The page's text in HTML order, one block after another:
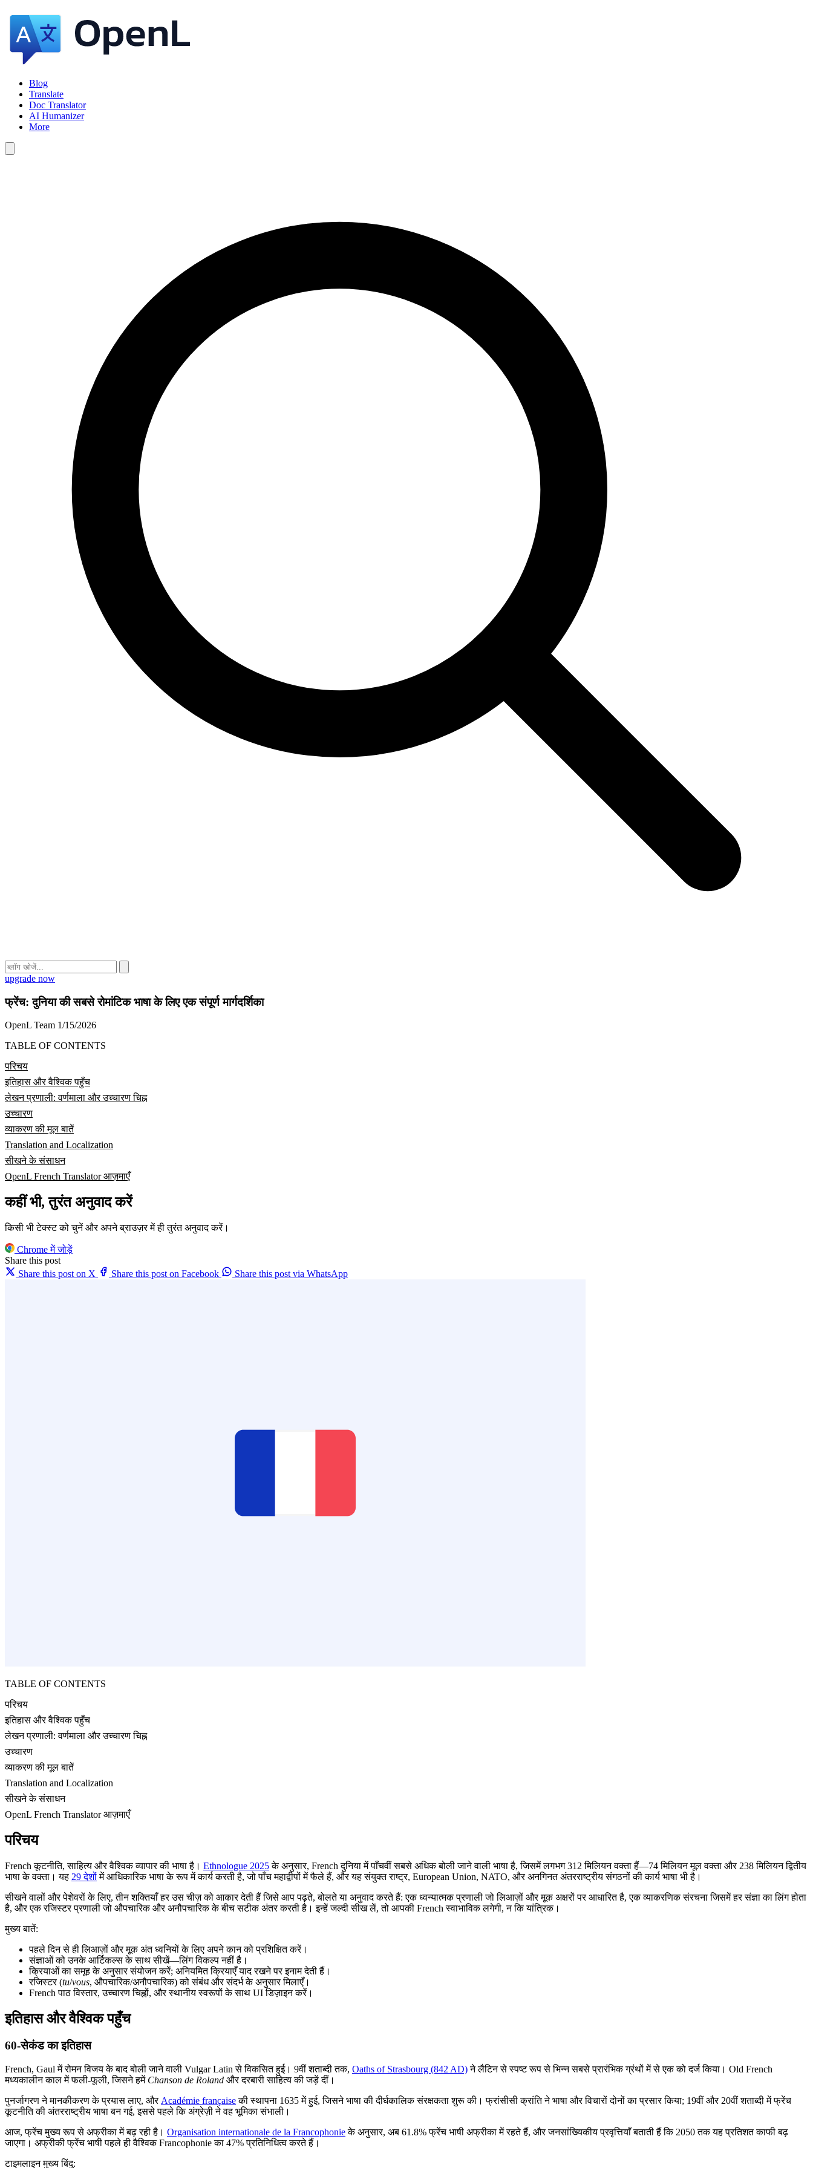
Blog
Translate
Doc Translator
AI Humanizer
More
upgrade now
फ्रेंच: दुनिया की सबसे रोमांटिक भाषा के लिए एक संपूर्ण मार्गदर्शिका
OpenL Team 1/15/2026
TABLE OF CONTENTS
परिचय
इतिहास और वैश्विक पहुँच
लेखन प्रणाली: वर्णमाला और उच्चारण चिह्न
उच्चारण
व्याकरण की मूल बातें
Translation and Localization
सीखने के संसाधन
OpenL French Translator आज़माएँ
कहीं भी, तुरंत अनुवाद करें
किसी भी टेक्स्ट को चुनें और अपने ब्राउज़र में ही तुरंत अनुवाद करें।
Chrome में जोड़ें
Share this post
Share this post on X
Share this post on Facebook Share this post via WhatsApp
TABLE OF CONTENTS
परिचय
इतिहास और वैश्विक पहुँच
लेखन प्रणाली: वर्णमाला और उच्चारण चिह्न
उच्चारण
व्याकरण की मूल बातें
Translation and Localization
सीखने के संसाधन
OpenL French Translator आज़माएँ
परिचय
French कूटनीति, साहित्य और वैश्विक व्यापार की भाषा है। Ethnologue 2025के अनुसार, French दुनिया में पाँचवीं सबसे अधिक बोली जाने वाली भाषा है, जिसमें लगभग 312 मिलियन वक्ता हैं—74 मिलियन मूल वक्ता और 238 मिलियन द्वितीय
भाषा के वक्ता। यह 29 देशोंमें आधिकारिक भाषा के रूप में कार्य करती है, जो पाँच महाद्वीपों में फैले हैं, और यह संयुक्त राष्ट्र, European Union, NATO, और अनगिनत अंतरराष्ट्रीय संगठनों की कार्य भाषा भी है।
सीखने वालों और पेशेवरों के लिए, तीन शक्तियाँ हर उस चीज़ को आकार देती हैं जिसे आप पढ़ते, बोलते या अनुवाद करते हैं: एक ध्वन्यात्मक प्रणाली जो लिआज़ों और मूक अक्षरों पर आधारित है, एक व्याकरणिक संरचना जिसमें हर संज्ञा का लिंग होता
है, और एक रजिस्टर प्रणाली जो औपचारिक और अनौपचारिक के बीच सटीक अंतर करती है। इन्हें जल्दी सीख लें, तो आपकी French स्वाभाविक लगेगी, न कि यांत्रिक।
मुख्य बातें:
पहले दिन से ही लिआज़ों और मूक अंत ध्वनियों के लिए अपने कान को प्रशिक्षित करें।
संज्ञाओं को उनके आर्टिकल्स के साथ सीखें—लिंग विकल्प नहीं है।
क्रियाओं का समूह के अनुसार संयोजन करें; अनियमित क्रियाएँ याद रखने पर इनाम देती हैं।
रजिस्टर (tu/vous, औपचारिक/अनौपचारिक) को संबंध और संदर्भ के अनुसार मिलाएँ।
French पाठ विस्तार, उच्चारण चिह्नों, और स्थानीय स्वरूपों के साथ UI डिज़ाइन करें।
इतिहास और वैश्विक पहुँच
60-सेकंड का इतिहास
French, Gaul में रोमन विजय के बाद बोली जाने वाली Vulgar Latin से विकसित हुई। 9वीं शताब्दी तक, Oaths of Strasbourg (842 AD)ने लैटिन से स्पष्ट रूप से भिन्न सबसे प्रारंभिक ग्रंथों में से एक को दर्ज किया। Old French
मध्यकालीन काल में फली-फूली, जिसने हमें Chanson de Roland और दरबारी साहित्य की जड़ें दीं।
पुनर्जागरण ने मानकीकरण के प्रयास लाए, और Académie françaiseकी स्थापना 1635 में हुई, जिसने भाषा की दीर्घकालिक संरक्षकता शुरू की। फ्रांसीसी क्रांति ने भाषा और विचारों दोनों का प्रसार किया; 19वीं और 20वीं शताब्दी में फ्रेंच
कूटनीति की अंतरराष्ट्रीय भाषा बन गई, इससे पहले कि अंग्रेज़ी ने वह भूमिका संभाली।
आज, फ्रेंच मुख्य रूप से अफ्रीका में बढ़ रही है। Organisation internationale de la Francophonieके अनुसार, अब 61.8% फ्रेंच भाषी अफ्रीका में रहते हैं, और जनसांख्यिकीय प्रवृत्तियाँ बताती हैं कि 2050 तक यह प्रतिशत काफी बढ़
जाएगा। अफ्रीकी फ्रेंच भाषी पहले ही वैश्विक Francophonie का 47% प्रतिनिधित्व करते हैं।
टाइमलाइन मुख्य बिंदु: